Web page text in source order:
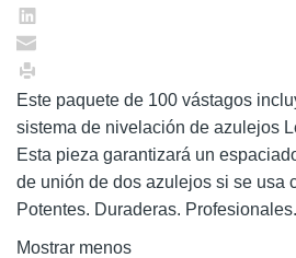
Este paquete de 100 vástagos
sistema de nivelación de azulejos
Esta pieza garantizará un
de unión de dos azulejos si se usa
Potentes. Duraderas. Profesionales.
Mostrar menos